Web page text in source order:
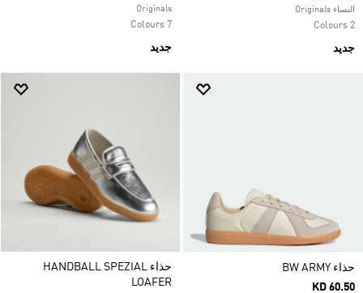
النساء Originals
2 Colours
جديد
Originals
7 Colours
جديد
حذاء ‏BW ARMY
KD 60.50
حذاء HANDBALL SPEZIAL
LOAFER